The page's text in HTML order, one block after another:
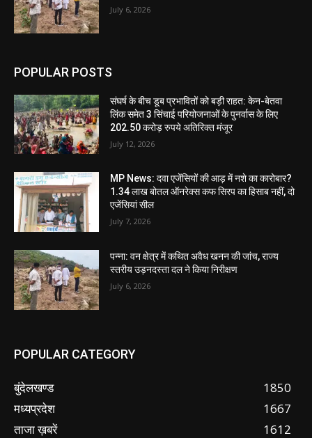
July 6, 2026
POPULAR POSTS
संघर्ष के बीच डूब प्रभावितों को बड़ी राहत: केन-बेतवा
लिंक समेत 3 सिंचाई परियोजनाओं के पुनर्वास के लिए
202.50 करोड़ रुपये अतिरिक्त मंजूर
July 12, 2026
MP News: दवा एजेंसियों की आड़ में नशे का कारोबार?
1.34 लाख बोतल ऑनरेक्स कफ सिरप का हिसाब नहीं, दो
एजेंसियां सील
July 7, 2026
पन्ना: वन क्षेत्र में कथित अवैध खनन की जांच, राज्य
स्तरीय उड़नदस्ता दल ने किया निरीक्षण
July 6, 2026
POPULAR CATEGORY
बुंदेलखण्ड
1850
मध्यप्रदेश
1667
ताजा ख़बरें
1612